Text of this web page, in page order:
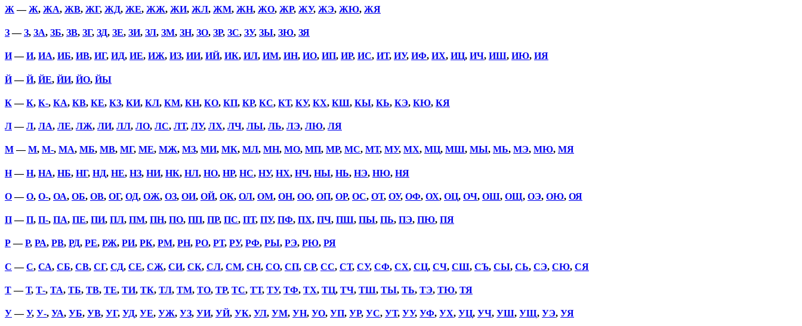
Ж —Ж, ЖА, ЖВ, ЖГ, ЖД, ЖЕ, ЖЖ, ЖИ, ЖЛ, ЖМ, ЖН, ЖО, ЖР, ЖУ, ЖЭ, ЖЮ, ЖЯ
З—З, ЗА, ЗБ, ЗВ, ЗГ, ЗД, ЗЕ, ЗИ, ЗЛ, ЗМ, ЗН, ЗО, ЗР, ЗС, ЗУ, ЗЫ, ЗЮ, ЗЯ
И—И, ИА, ИБ, ИВ, ИГ, ИД, ИЕ, ИЖ, ИЗ, ИИ, ИЙ, ИК, ИЛ, ИМ, ИН, ИО, ИП, ИР, ИС, ИТ, ИУ, ИФ, ИХ, ИЦ, ИЧ, ИШ, ИЮ, ИЯ
Й—Й, ЙЕ, ЙИ, ЙО, ЙЫ
К—К, К-, КА, КВ, КЕ, КЗ, КИ, КЛ, КМ, КН, КО, КП, КР, КС, КТ, КУ, КХ, КШ, КЫ, КЬ, КЭ, КЮ, КЯ
Л—Л, ЛА, ЛЕ, ЛЖ, ЛИ, ЛЛ, ЛО, ЛС, ЛТ, ЛУ, ЛХ, ЛЧ, ЛЫ, ЛЬ, ЛЭ, ЛЮ, ЛЯ
М—М, М-, МА, МБ, МВ, МГ, МЕ, МЖ, МЗ, МИ, МК, МЛ, МН, МО, МП, МР, МС, МТ, МУ, МХ, МЦ, МШ, МЫ, МЬ, МЭ, МЮ, МЯ
Н—Н, НА, НБ, НГ, НД, НЕ, НЗ, НИ, НК, НЛ, НО, НР, НС, НУ, НХ, НЧ, НЫ, НЬ, НЭ, НЮ, НЯ
О—О, О-, ОА, ОБ, ОВ, ОГ, ОД, ОЖ, ОЗ, ОИ, ОЙ, ОК, ОЛ, ОМ, ОН, ОО, ОП, ОР, ОС, ОТ, ОУ, ОФ, ОХ, ОЦ, ОЧ, ОШ, ОЩ, ОЭ, ОЮ, ОЯ
П—П, П-, ПА, ПЕ, ПИ, ПЛ, ПМ, ПН, ПО, ПП, ПР, ПС, ПТ, ПУ, ПФ, ПХ, ПЧ, ПШ, ПЫ, ПЬ, ПЭ, ПЮ, ПЯ
Р—Р, РА, РВ, РД, РЕ, РЖ, РИ, РК, РМ, РН, РО, РТ, РУ, РФ, РЫ, РЭ, РЮ, РЯ
С —С, СА, СБ, СВ, СГ, СД, СЕ, СЖ, СИ, СК, СЛ, СМ, СН, СО, СП, СР, СС, СТ, СУ, СФ, СХ, СЦ, СЧ, СШ, СЪ, СЫ, СЬ, СЭ, СЮ, СЯ
Т—Т, Т-, ТА, ТБ, ТВ, ТЕ, ТИ, ТК, ТЛ, ТМ, ТО, ТР, ТС, ТТ, ТУ, ТФ, ТХ, ТЦ, ТЧ, ТШ, ТЫ, ТЬ, ТЭ, ТЮ, ТЯ
У—У, У-, УА, УБ, УВ, УГ, УД, УЕ, УЖ, УЗ, УИ, УЙ, УК, УЛ, УМ, УН, УО, УП, УР, УС, УТ, УУ, УФ, УХ, УЦ, УЧ, УШ, УЩ, УЭ, УЯ